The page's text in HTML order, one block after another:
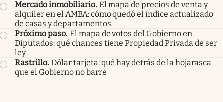
Mercado inmobiliario. El mapa de precios de venta y
alquiler en el AMBA: cómo quedó el índice actualizado
de casas y departamentos
Próximo paso. El mapa de votos del Gobierno en
Diputados: qué chances tiene Propiedad Privada de ser
ley
Rastrillo. Dólar tarjeta: qué hay detrás de la hojarasca
que el Gobierno no barre